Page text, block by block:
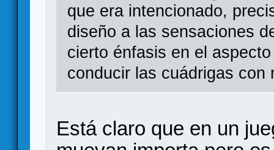
que era intencionado,
diseño a las sensaciones
cierto énfasis en el
conducir las cuádrigas con
Está claro que en un